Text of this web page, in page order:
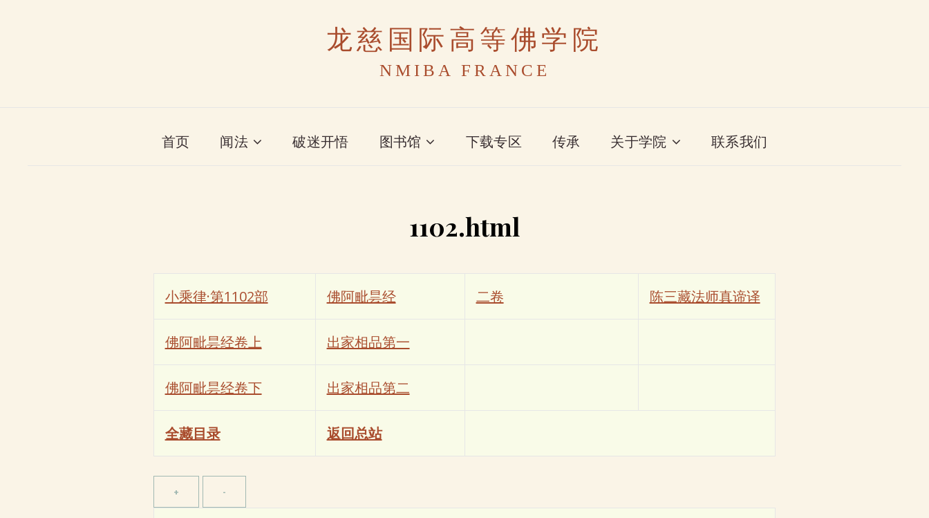
龙慈国际高等佛学院
NMIBA FRANCE
首页 闻法 破迷开悟 图书馆 下载专区 传承 关于学院 联系我们
1102.html
小乘律·第1102部 佛阿毗昙经 二卷 陈三藏法师真谛译
佛阿毗昙经卷上 出家相品第一
佛阿毗昙经卷下 出家相品第二
全藏目录 返回总站